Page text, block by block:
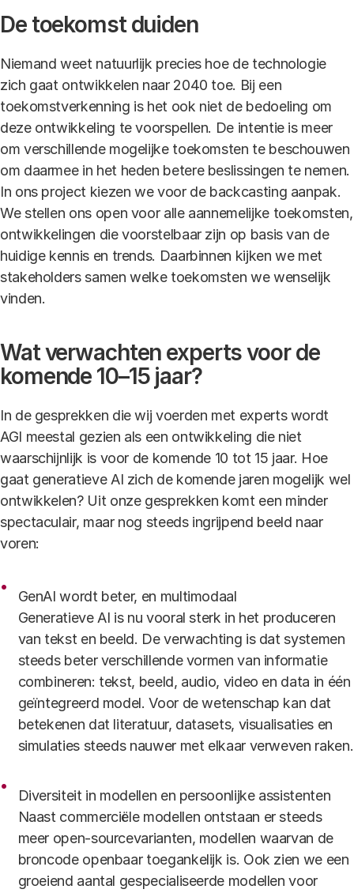
De toekomst duiden
Niemand weet natuurlijk precies hoe de technologie
zich gaat ontwikkelen naar 2040 toe. Bij een
toekomstverkenning is het ook niet de bedoeling om
deze ontwikkeling te voorspellen. De intentie is meer
om verschillende mogelijke toekomsten te beschouwen
om daarmee in het heden betere beslissingen te nemen.
In ons project kiezen we voor de backcasting aanpak.
We stellen ons open voor alle aannemelijke toekomsten,
ontwikkelingen die voorstelbaar zijn op basis van de
huidige kennis en trends. Daarbinnen kijken we met
stakeholders samen welke toekomsten we wenselijk
vinden.
Wat verwachten experts voor de
komende 10–15 jaar?
In de gesprekken die wij voerden met experts wordt
AGI meestal gezien als een ontwikkeling die niet
waarschijnlijk is voor de komende 10 tot 15 jaar. Hoe
gaat generatieve AI zich de komende jaren mogelijk wel
ontwikkelen? Uit onze gesprekken komt een minder
spectaculair, maar nog steeds ingrijpend beeld naar
voren:
GenAI wordt beter, en multimodaal
Generatieve AI is nu vooral sterk in het produceren
van tekst en beeld. De verwachting is dat systemen
steeds beter verschillende vormen van informatie
combineren: tekst, beeld, audio, video en data in één
geïntegreerd model. Voor de wetenschap kan dat
betekenen dat literatuur, datasets, visualisaties en
simulaties steeds nauwer met elkaar verweven raken.
Diversiteit in modellen en persoonlijke assistenten
Naast commerciële modellen ontstaan er steeds
meer open-sourcevarianten, modellen waarvan de
broncode openbaar toegankelijk is. Ook zien we een
groeiend aantal gespecialiseerde modellen voor